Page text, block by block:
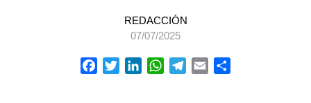
REDACCIÓN
07/07/2025
FacebookTwitterLinkedInWhatsApp
Telegram
Email